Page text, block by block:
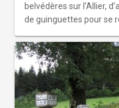
belvédères sur l’Allier,
de guinguettes pour se